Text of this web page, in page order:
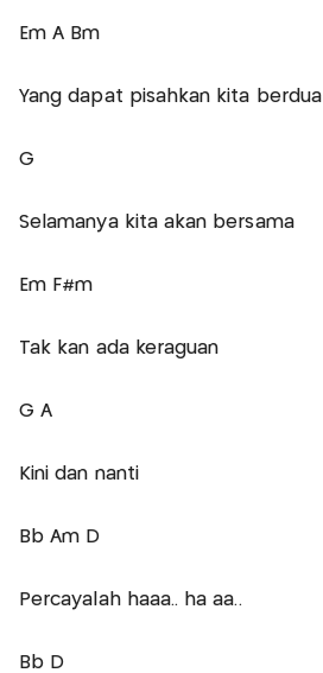
Em A Bm
Yang dapat pisahkan kita berdua
G
Selamanya kita akan bersama
Em F#m
Tak kan ada keraguan
G A
Kini dan nanti
Bb Am D
Percayalah haaa.. ha aa..
Bb D